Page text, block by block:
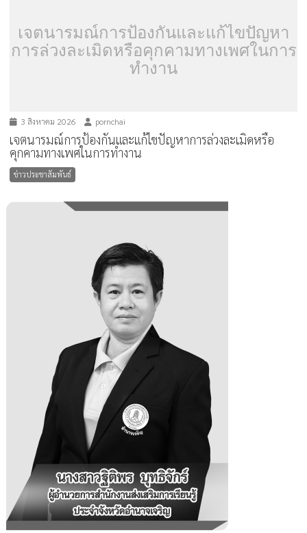
เจตนารมณ์การป้องกันและแก้ไขปัญหา
การล่วงละเมิดหรือคุกคามทางเพศในการ
ทำงาน
3 สิงหาคม 2026 pornchai
เจตนารมณ์การป้องกันและแก้ไขปัญหาการล่วงละเมิดหรือ
คุกคามทางเพศในการทำงาน
ข่าวประชาสัมพันธ์